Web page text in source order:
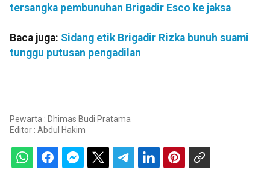
tersangka pembunuhan Brigadir Esco ke jaksa
Baca juga: Sidang etik Brigadir Rizka bunuh suami
tunggu putusan pengadilan
Pewarta : Dhimas Budi Pratama
Editor : Abdul Hakim